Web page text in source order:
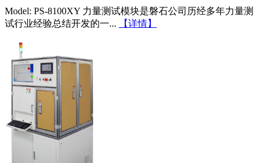
Model: PS-8100XY 力量测试模块是磐石公司历经多年力量测
试行业经验总结开发的一...
【详情】